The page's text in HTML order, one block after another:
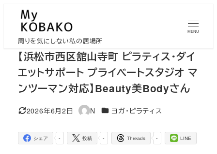
周りを気にしない私の居場所
MENU
【浜松市西区舘山寺町 ピラティス・ダイ
エットサポート プライベートスタジオ マ
ンツーマン対応】Beauty美Bodyさん
更新日
2026年6月2日
著
N カテゴリー
ヨガ・ピラティス
-
シェア -
投稿 -
Threads LINE